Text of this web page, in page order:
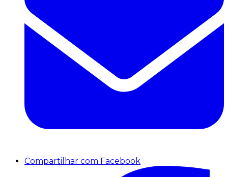
Compartilhar com Facebook